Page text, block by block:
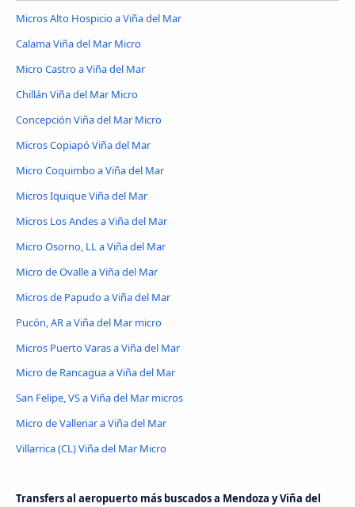
Micros Alto Hospicio a Viña del Mar
Calama Viña del Mar Micro
Micro Castro a Viña del Mar
Chillán Viña del Mar Micro
Concepción Viña del Mar Micro
Micros Copiapó Viña del Mar
Micro Coquimbo a Viña del Mar
Micros Iquique Viña del Mar
Micros Los Andes a Viña del Mar
Micro Osorno, LL a Viña del Mar
Micro de Ovalle a Viña del Mar
Micros de Papudo a Viña del Mar
Pucón, AR a Viña del Mar micro
Micros Puerto Varas a Viña del Mar
Micro de Rancagua a Viña del Mar
San Felipe, VS a Viña del Mar micros
Micro de Vallenar a Viña del Mar
Villarrica (CL) Viña del Mar Micro
Transfers al aeropuerto más buscados a Mendoza y Viña del